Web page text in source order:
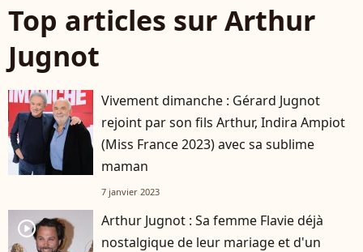
Top articles sur Arthur
Jugnot
Vivement dimanche : Gérard Jugnot
rejoint par son fils Arthur, Indira Ampiot
(Miss France 2023) avec sa sublime
maman
7 janvier 2023
player2
Arthur Jugnot : Sa femme Flavie déjà
nostalgique de leur mariage et d'un